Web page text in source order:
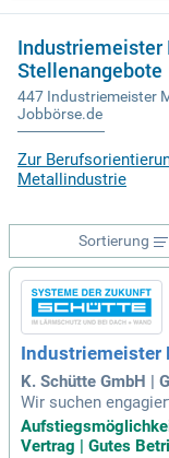
Stellenangebote
447 Industriemeister
Jobbörse.de
Zur
Metallindustrie
Sortierung
Industriemeister
K. Schütte GmbH |
Wir suchen
Lust auf jede
n. In einem
Vertrag | Gutes